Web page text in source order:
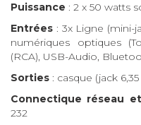
Puissance : 2 x 50 watts
Entrées : 3x Ligne (mini-
numériques optiques
(RCA), USB-Audio,
Sorties : casque (jack
Connectique réseau
232